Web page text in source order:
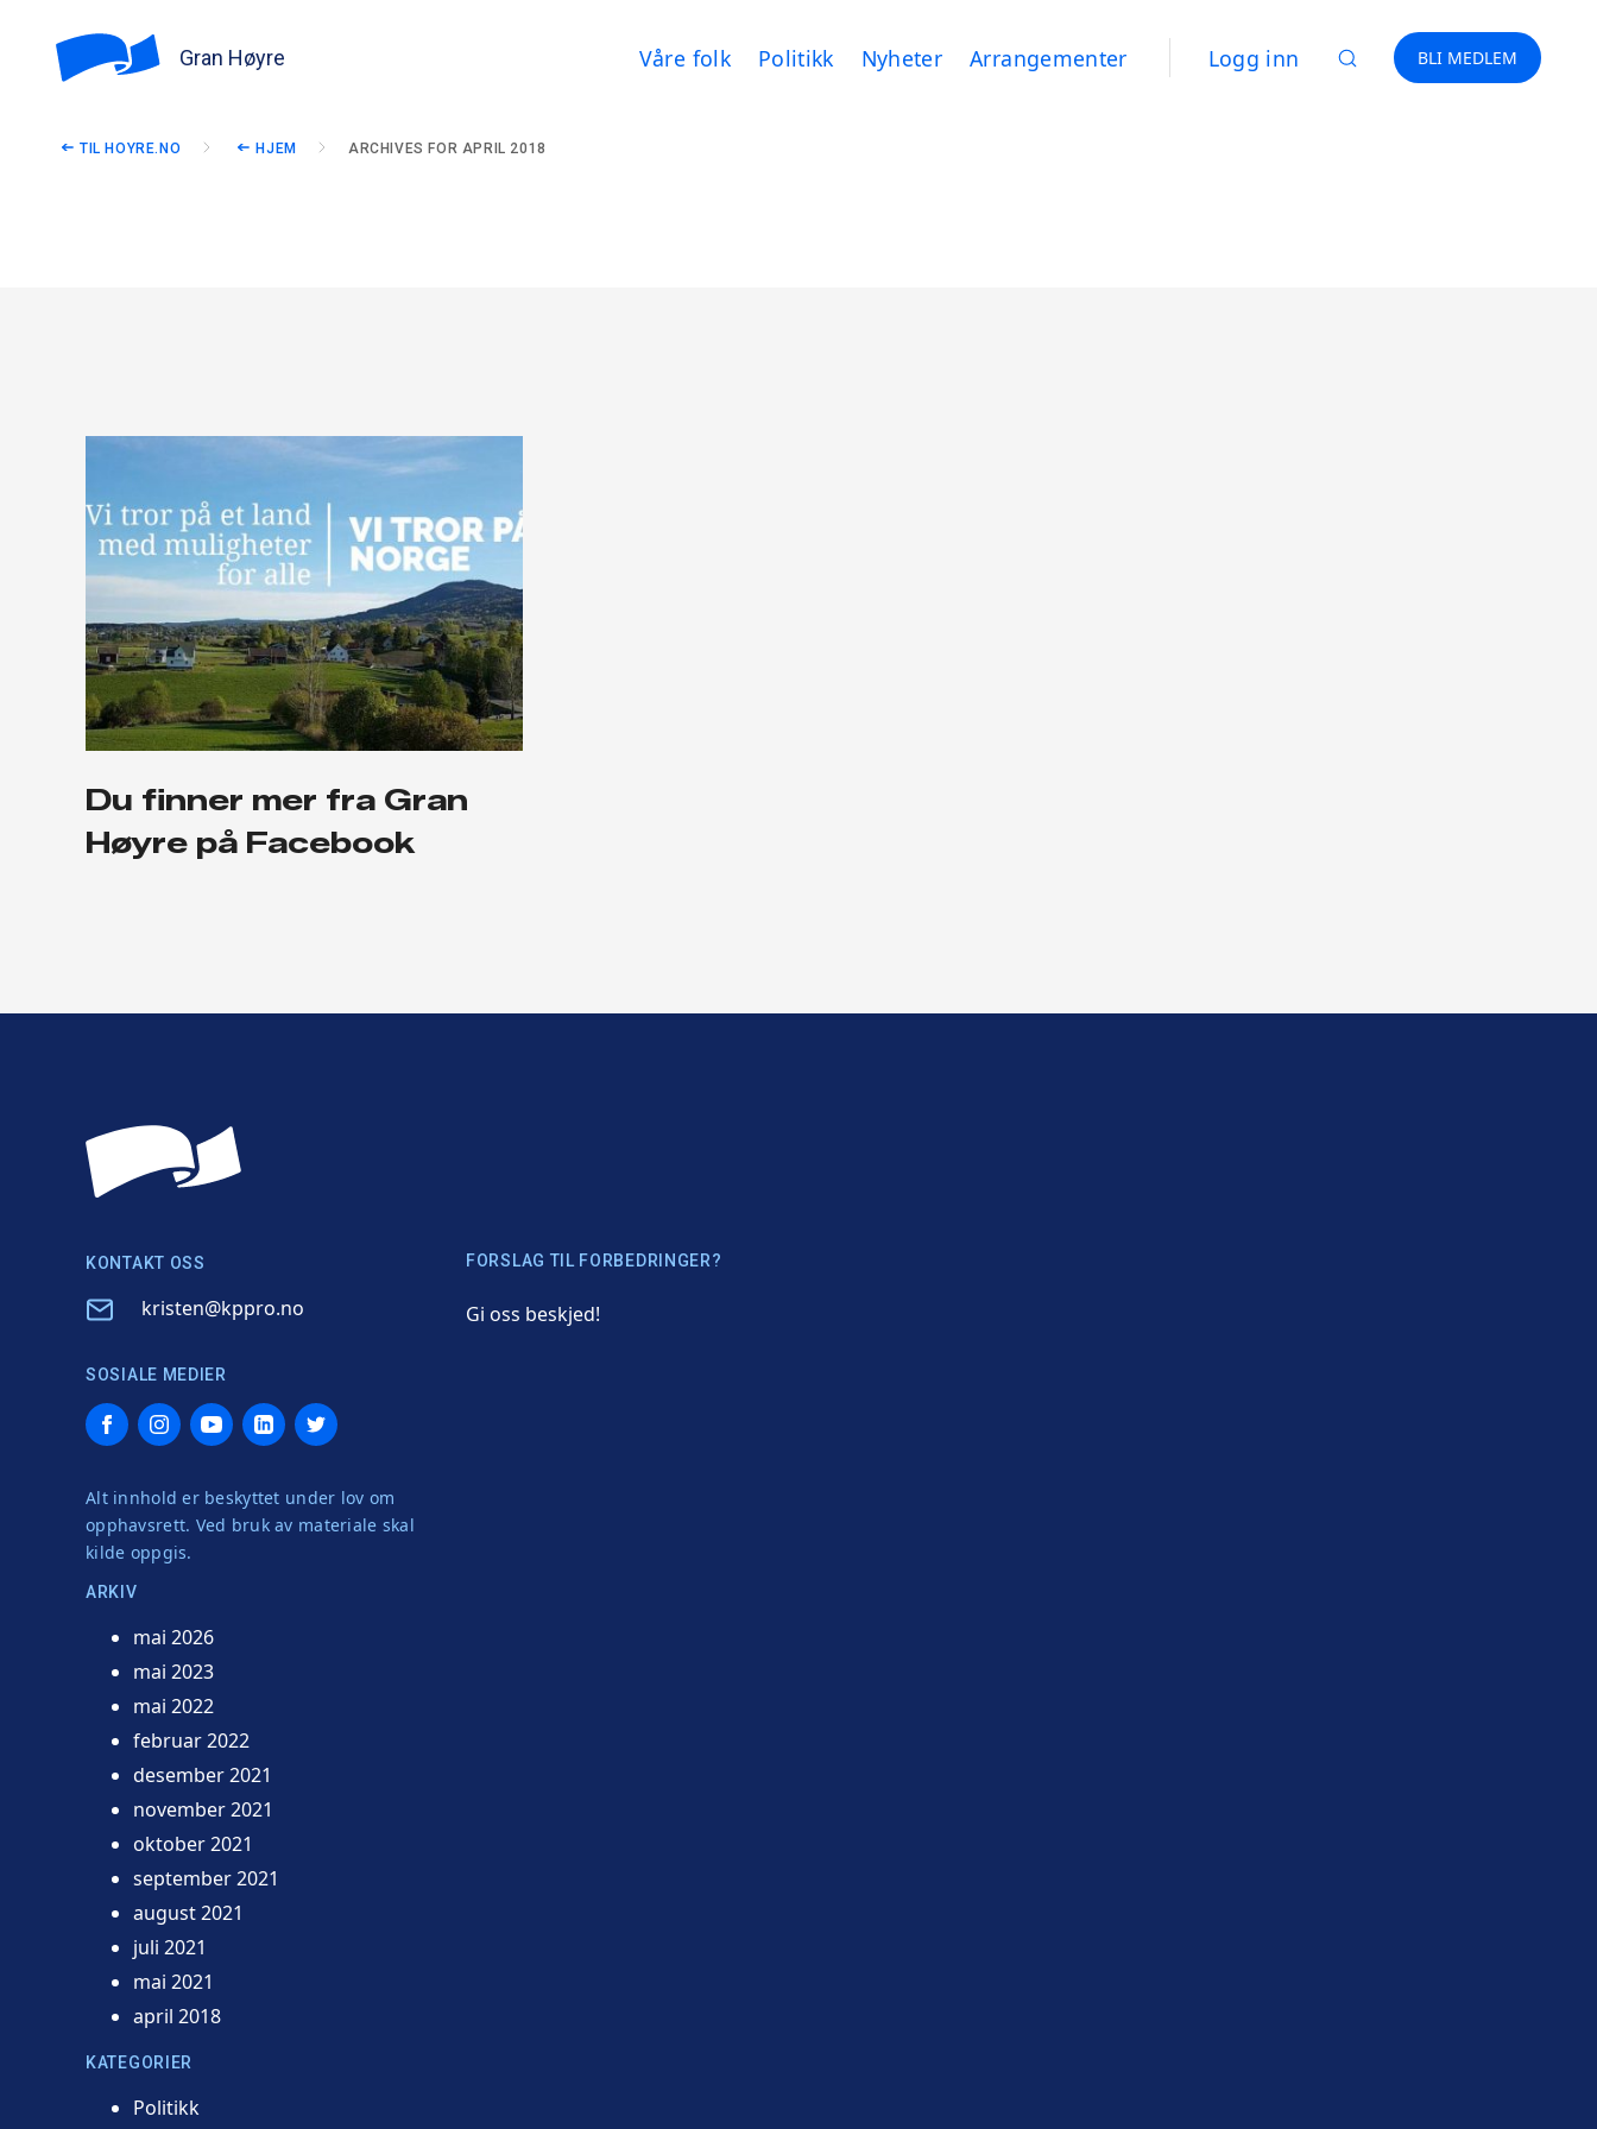
Gran Høyre Våre folk Politikk Nyheter Arrangementer Logg inn BLI MEDLEM
TIL HOYRE.NO HJEM ARCHIVES FOR APRIL 2018
Du finner mer fra Gran
Høyre på Facebook
KONTAKT OSS
Email kristen@kppro.no
SOSIALE MEDIER
FacebookInstagramYouTubeLinkedInTwitter
Alt innhold er beskyttet under lov om
opphavsrett. Ved bruk av materiale skal
kilde oppgis.
ARKIV
mai 2026
mai 2023
mai 2022
februar 2022
desember 2021
november 2021
oktober 2021
september 2021
august 2021
juli 2021
mai 2021
april 2018
KATEGORIER
Politikk
FORSLAG TIL FORBEDRINGER?
Gi oss beskjed!